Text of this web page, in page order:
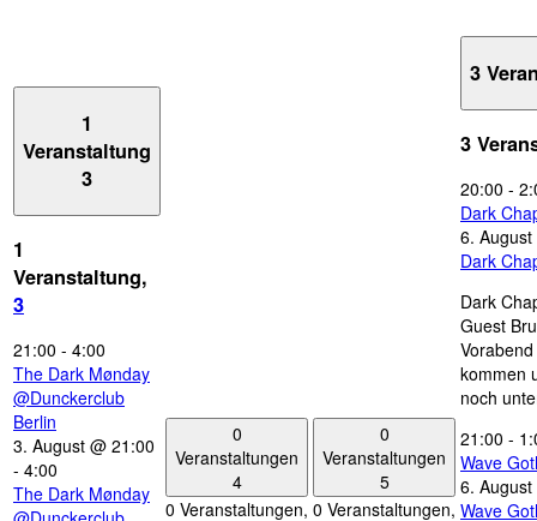
1
Veranstaltung
3
1
Veranstaltung,
3
21:00 - 4:00
The Dark Mønday
@Dunckerclub
Berlin
3. August @ 21:00
- 4:00
The Dark Mønday
0
Veranstaltungen
4
0 Veranstaltungen,
0
Veranstaltungen
5
0 Veranstaltungen,
3
3
20:00 -
Dark
6.
Dark
Dark
Guest
kommen
noch
21:00 -
Wave
6.
Wave